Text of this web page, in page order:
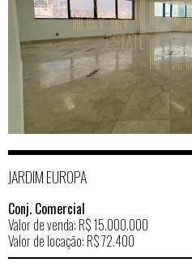
JARDIM EUROPA
Conj. Comercial
Valor de venda: R$ 15.000.000
Valor de locação: R$ 72.400